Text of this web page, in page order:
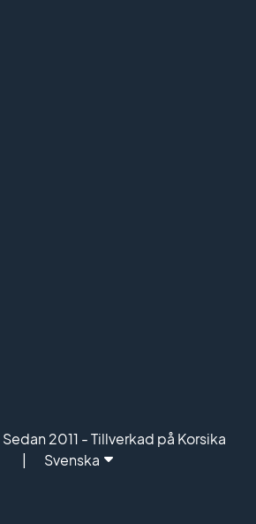
2011 - Tillverkad på Korsika
Svenska